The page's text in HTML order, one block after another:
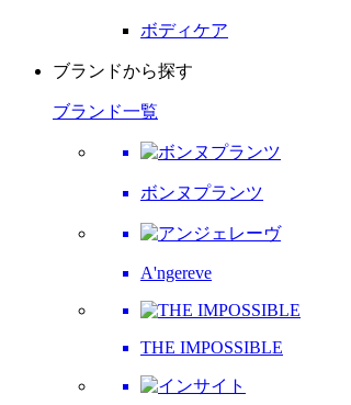
ボディケア
ブランドから探す
ブランド一覧
ボンヌプランツ
A'ngereve
THE IMPOSSIBLE